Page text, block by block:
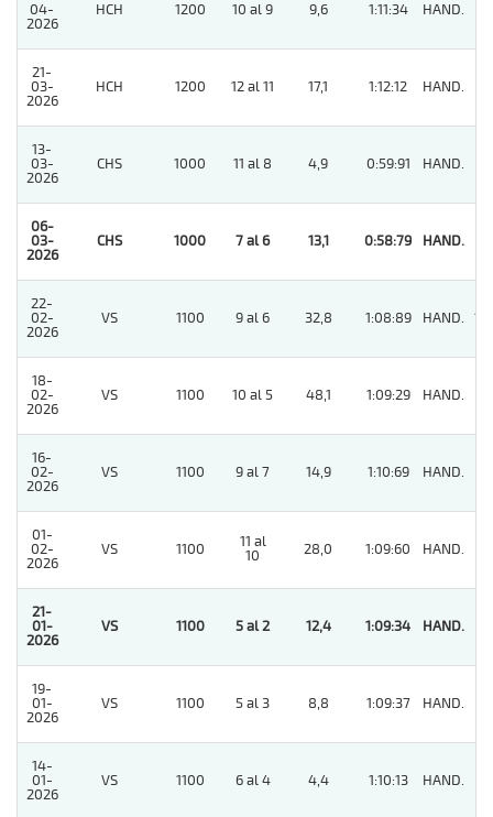
04-
2026
HCH 1200 10 al 9 9,6 1:11:34 HAND.
21-
03-
2026
HCH 1200 12 al 11 17,1 1:12:12 HAND.
13-
03-
2026
CHS 1000 11 al 8 4,9 0:59:91 HAND.
06-
03-
2026
CHS 1000 7 al 6 13,1 0:58:79 HAND.
22-
02-
2026
VS 1100 9 al 6 32,8 1:08:89 HAND. 12
18-
02-
2026
VS 1100 10 al 5 48,1 1:09:29 HAND.
16-
02-
2026
VS 1100 9 al 7 14,9 1:10:69 HAND.
01-
02-
2026
VS 1100
11 al
10
28,0 1:09:60 HAND.
21-
01-
2026
VS 1100 5 al 2 12,4 1:09:34 HAND.
19-
01-
2026
VS 1100 5 al 3 8,8 1:09:37 HAND.
14-
01-
2026
VS 1100 6 al 4 4,4 1:10:13 HAND.